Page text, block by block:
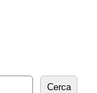
Cerca